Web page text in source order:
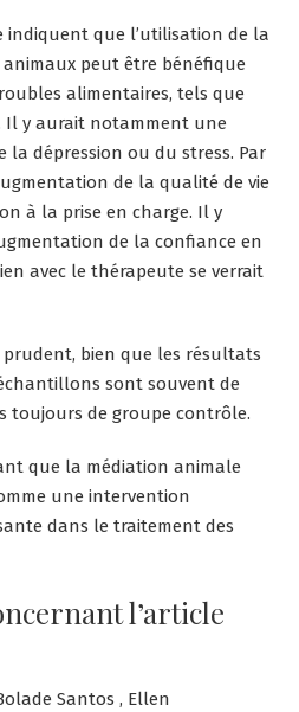
indiquent que l’utilisation de la
peut être bénéfique
alimentaires, tels que
Il y aurait notamment une
la dépression ou du stress. Par
de la qualité de vie
à la prise en charge. Il y
de la confiance en
avec le thérapeute se verrait
bien que les résultats
sont souvent de
toujours de groupe contrôle.
que la médiation animale
une intervention
dans le traitement des
l’article
Santos , Ellen